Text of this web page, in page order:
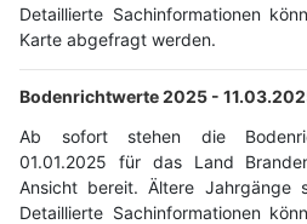
Detaillierte Sachinformationen
Karte abgefragt werden.
Bodenrichtwerte 2025 -
Ab sofort stehen die
01.01.2025 für das Land
Ansicht bereit. Ältere Jahrgänge
Detaillierte Sachinformationen